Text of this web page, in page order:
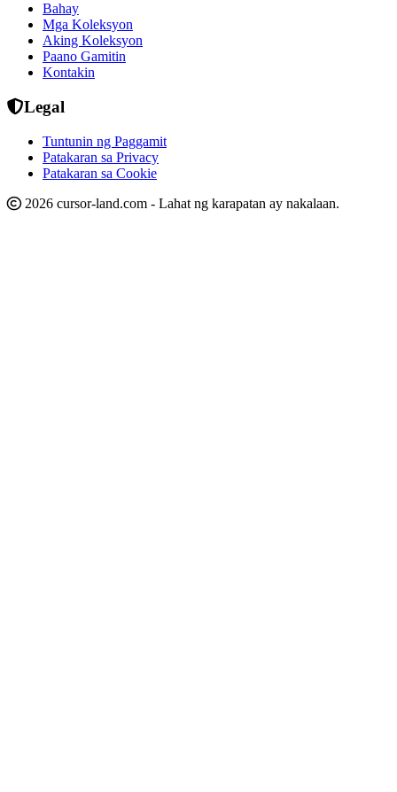
Bahay
Mga Koleksyon
Aking Koleksyon
Paano Gamitin
Kontakin
Legal
Tuntunin ng Paggamit
Patakaran sa Privacy
Patakaran sa Cookie
2026 cursor-land.com - Lahat ng karapatan ay nakalaan.